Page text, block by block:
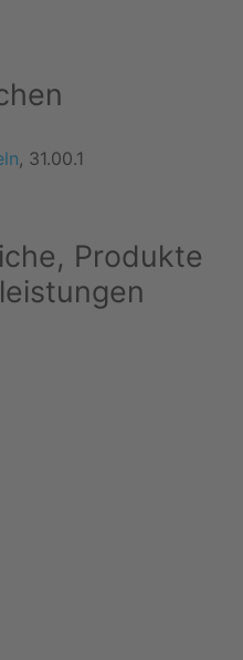
, 31.00.1
Produkte